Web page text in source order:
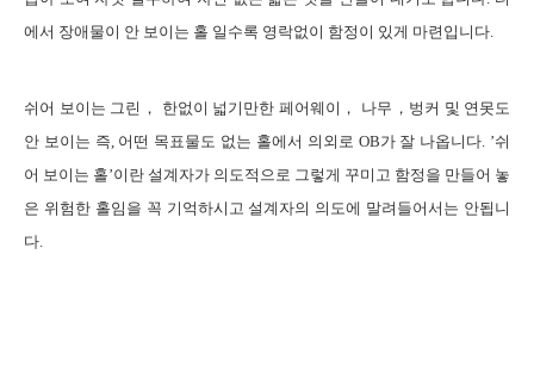
에서 장애물이 안 보이는 홀 일수록 영락없이 함정이 있게 마련입니다.
쉬어 보이는 그린， 한없이 넓기만한 페어웨이， 나무，벙커 및 연못도
안 보이는 즉, 어떤 목표물도 없는 홀에서 의외로 OB가 잘 나옵니다. ’쉬
어 보이는 홀’이란 설계자가 의도적으로 그렇게 꾸미고 함정을 만들어 놓
은 위험한 홀임을 꼭 기억하시고 설계자의 의도에 말려들어서는 안됩니
다.